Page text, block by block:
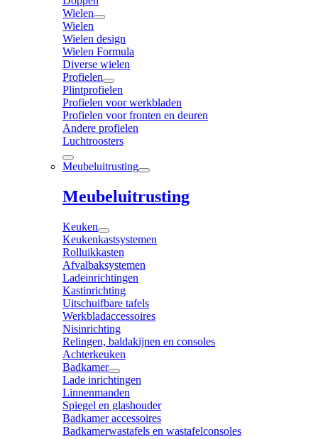
Wielen
Wielen
Wielen design
Wielen Formula
Diverse wielen
Profielen
Plintprofielen
Profielen voor werkbladen
Profielen voor fronten en deuren
Andere profielen
Luchtroosters
Meubeluitrusting
Meubeluitrusting
Keuken
Keukenkastsystemen
Rolluikkasten
Afvalbaksystemen
Ladeinrichtingen
Kastinrichting
Uitschuifbare tafels
Werkbladaccessoires
Nisinrichting
Relingen, baldakijnen en consoles
Achterkeuken
Badkamer
Lade inrichtingen
Linnenmanden
Spiegel en glashouder
Badkamer accessoires
Badkamerwastafels en wastafelconsoles